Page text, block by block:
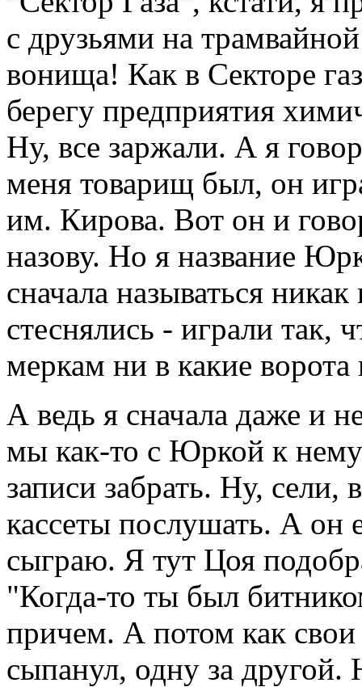
с друзьями на
вонища! Как в Секторе
берегу предприятия
Ну, все заржали. А я
меня товарищ был, он
им. Кирова. Вот он и
назову. Но я название
сначала называться
стеснялись - играли так,
меркам ни в какие
А ведь я сначала даже и
мы как-то с Юркой к
записи забрать. Ну, сели,
кассеты послушать. А он
сыграю. Я тут Цоя
"Когда-то ты был
причем. А потом как
сыпанул, одну за